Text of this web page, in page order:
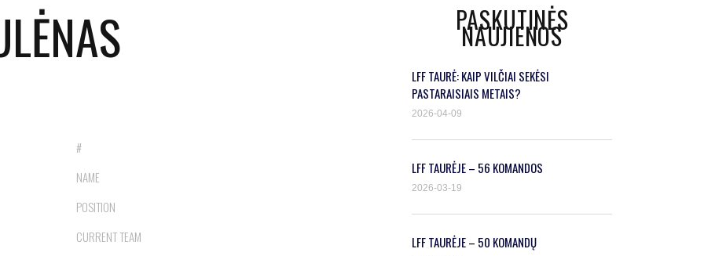
#
NAME
POSITION
CURRENT TEAM
PASKUTINĖS
NAUJIENOS
2026-04-09
LFF TAURĖ: KAIP VILČIAI SEKĖSI
PASTARAISIAIS METAIS?
2026-03-19
LFF TAURĖJE – 56 KOMANDOS
LFF TAURĖJE – 50 KOMANDŲ